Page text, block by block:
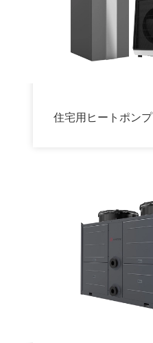
住宅用ヒートポンプ